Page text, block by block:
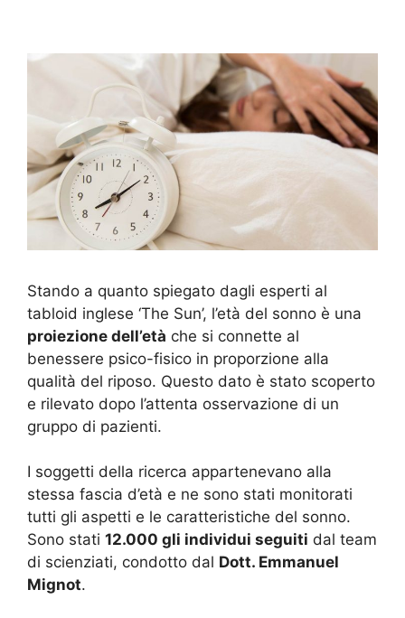
Stando a quanto spiegato dagli esperti al
tabloid inglese ‘The Sun’, l’età del sonno è una
proiezione dell’età che si connette al
benessere psico-fisico in proporzione alla
qualità del riposo. Questo dato è stato scoperto
e rilevato dopo l’attenta osservazione di un
gruppo di pazienti.
I soggetti della ricerca appartenevano alla
stessa fascia d’età e ne sono stati monitorati
tutti gli aspetti e le caratteristiche del sonno.
Sono stati 12.000 gli individui seguiti dal team
di scienziati, condotto dal Dott. Emmanuel
Mignot.